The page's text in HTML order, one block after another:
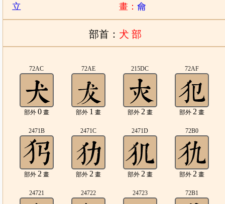
立
畫：龠
部首： 犬 部
72AC
部外 0畫
72AE
部外 1 畫
215DC
部外 2 畫
72AF
部外 2 畫
2471B
部外 2 畫
2471C
部外 2 畫
2471D
部外 2 畫
72B0
部外 2 畫
24721 24722 24723 72B1